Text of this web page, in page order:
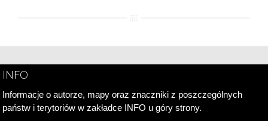
INFO
Informacje o autorze, mapy oraz znaczniki z poszczególnych
państw i terytoriów w zakładce INFO u góry strony.